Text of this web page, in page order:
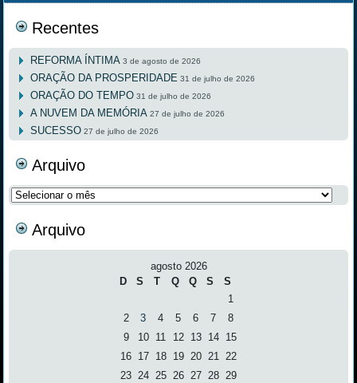
Recentes
REFORMA ÍNTIMA 3 de agosto de 2026
ORAÇÃO DA PROSPERIDADE 31 de julho de 2026
ORAÇÃO DO TEMPO 31 de julho de 2026
A NUVEM DA MEMÓRIA 27 de julho de 2026
SUCESSO 27 de julho de 2026
Arquivo
Arquivo
Arquivo
agosto 2026
D
S T Q Q S
S
1
2
3 4 5 6 7
8
9
10 11 12 13 14
15
16 17 18 19 20 21
22
23 24 25 26 27 28
29